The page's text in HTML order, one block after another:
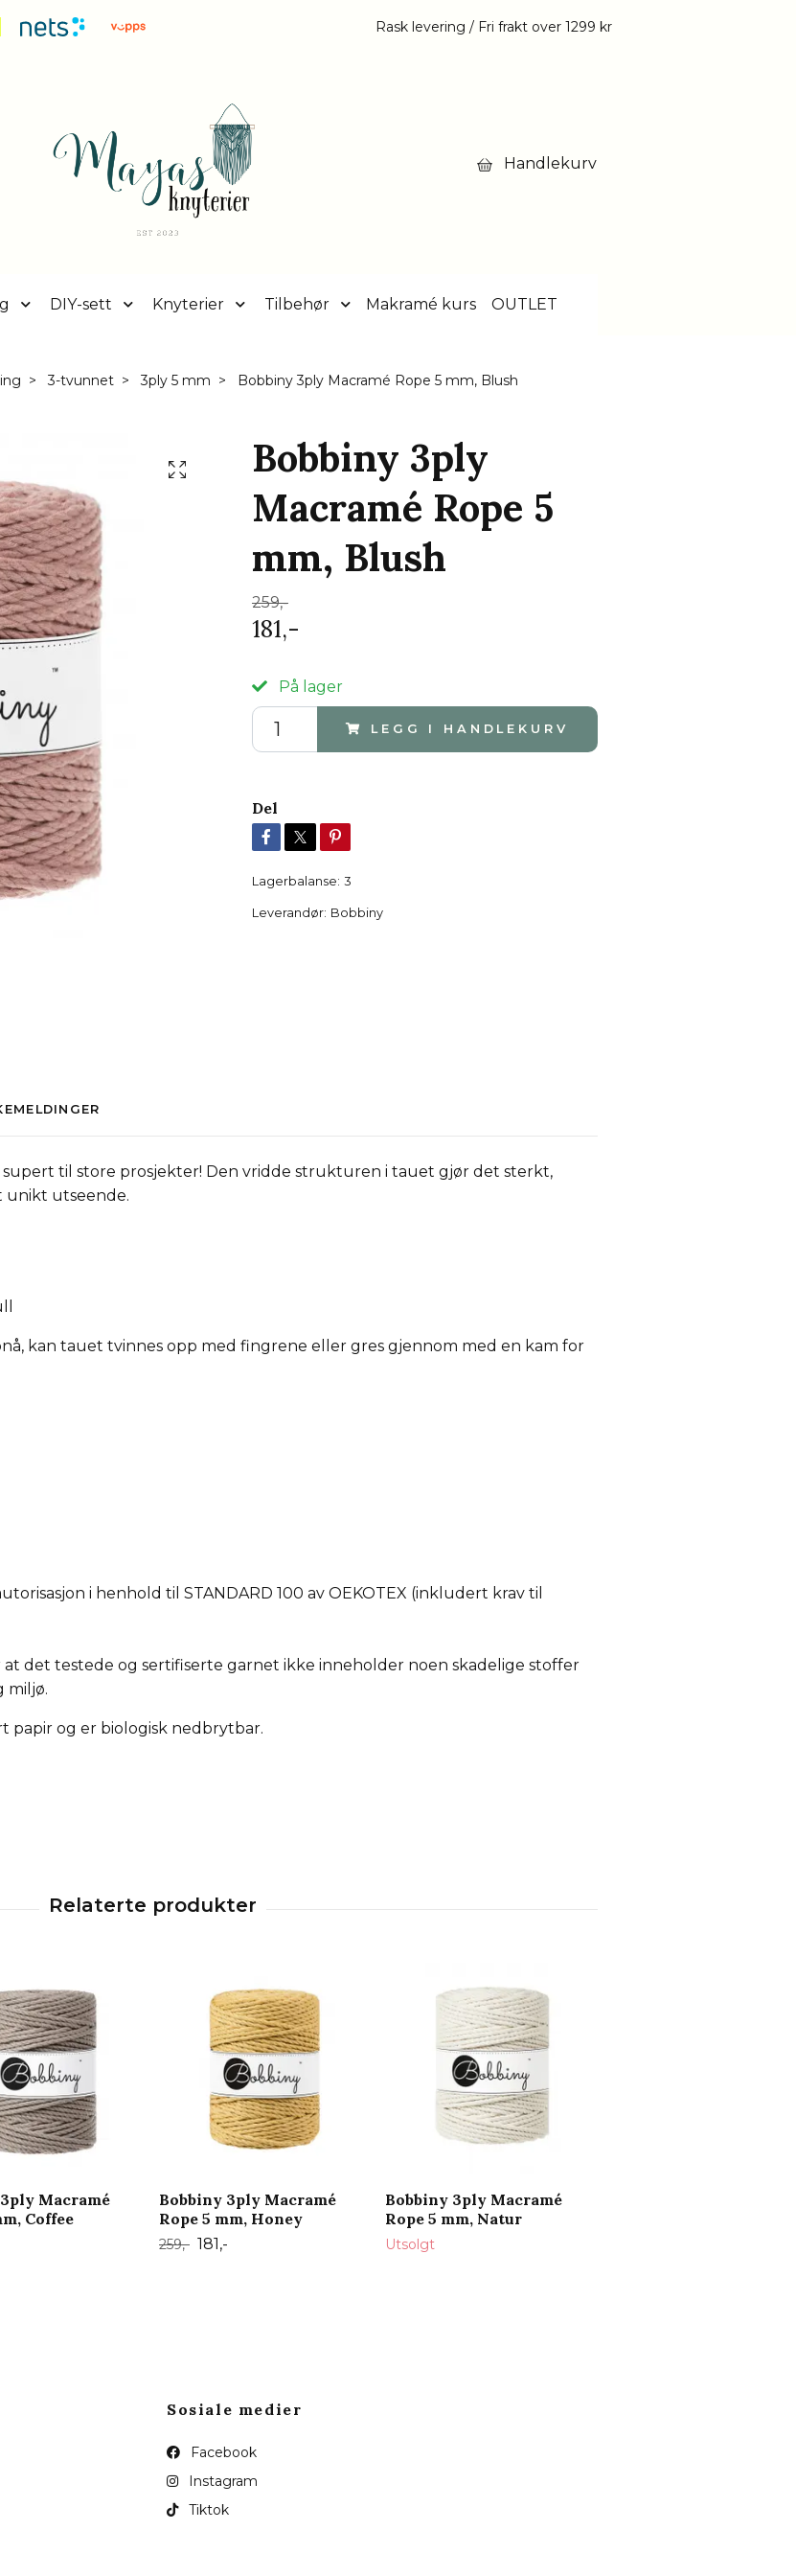
Rask levering / Fri frakt over 1299 kr
Handlekurv
DIY-sett Knyterier Tilbehør Makramé kurs OUTLET
3-tvunnet 3ply 5 mm Bobbiny 3ply Macramé Rope 5 mm, Blush
Bobbiny 3ply
Macramé Rope 5
mm, Blush
259,-
181,-
På lager
LEGG I HANDLEKURV
Del
Lagerbalanse: 3
Leverandør: Bobbiny
supert til store prosjekter! Den vridde strukturen i tauet gjør det sterkt,
unikt utseende.
kan tauet tvinnes opp med fingrene eller gres gjennom med en kam for
i henhold til STANDARD 100 av OEKOTEX (inkludert krav til
at det testede og sertifiserte garnet ikke inneholder noen skadelige stoffer
miljø.
papir og er biologisk nedbrytbar.
Macramé
Coffee
Bobbiny 3ply Macramé
Rope 5 mm, Honey
259,- 181,-
Bobbiny 3ply Macramé
Rope 5 mm, Natur
Utsolgt
Sosiale medier
Facebook
Instagram
Tiktok